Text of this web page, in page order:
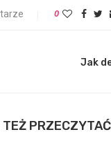
0
Jak
TEŻ PRZECZYTAĆ